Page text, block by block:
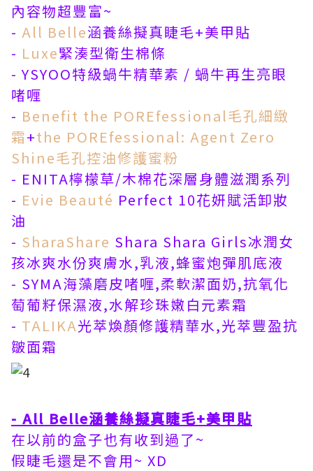
內容物超豐富~
- All Belle涵養絲擬真睫毛+美甲貼
- Luxe緊湊型衛生棉條
- YSYOO特級蝸牛精華素 / 蝸牛再生亮眼
啫喱
- Benefit the POREfessional毛孔細緻
霜+the POREfessional: Agent Zero
Shine毛孔控油修護蜜粉
- ENITA檸檬草/木棉花深層身體滋潤系列
- Evie Beauté Perfect 10花妍賦活卸妝
油
- SharaShare Shara Shara Girls冰潤女
孩冰爽水份爽膚水,乳液,蜂蜜炮彈肌底液
- SYMA海藻磨皮啫喱,柔軟潔面奶,抗氧化
萄葡籽保濕液,水解珍珠嫩白元素霜
- TALIKA光萃煥顏修護精華水,光萃豐盈抗
皺面霜
- All Belle涵養絲擬真睫毛+美甲貼
在以前的盒子也有收到過了~
假睫毛還是不會用~ XD